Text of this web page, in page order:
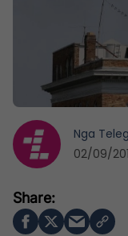
Nga
02/09/